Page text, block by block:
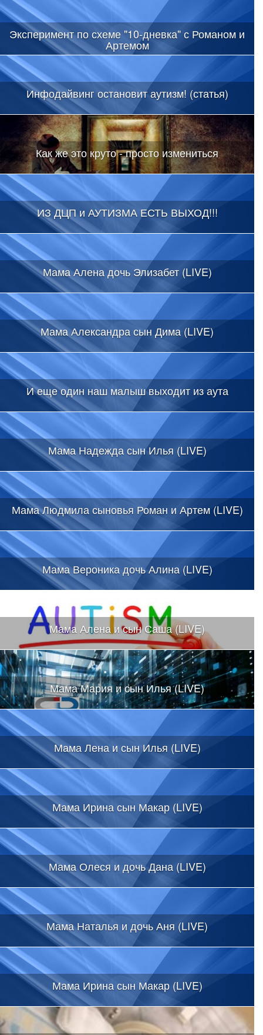
Эксперимент по схеме "10-дневка" с Романом и
Артемом
Инфодайвинг остановит аутизм! (статья)
Как же это круто - просто измениться
ИЗ ДЦП и АУТИЗМА ЕСТЬ ВЫХОД!!!
Мама Алена дочь Элизабет (LIVE)
Мама Александра сын Дима (LIVE)
И еще один наш малыш выходит из аута
Мама Надежда сын Илья (LIVE)
Мама Людмила сыновья Роман и Артем (LIVE)
Мама Вероника дочь Алина (LIVE)
Мама Алена и сын Саша (LIVE)
Мама Мария и сын Илья (LIVE)
Мама Лена и сын Илья (LIVE)
Мама Ирина сын Макар (LIVE)
Мама Олеся и дочь Дана (LIVE)
Мама Наталья и дочь Аня (LIVE)
Мама Ирина сын Макар (LIVE)